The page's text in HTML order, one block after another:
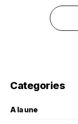
Categories
A la une